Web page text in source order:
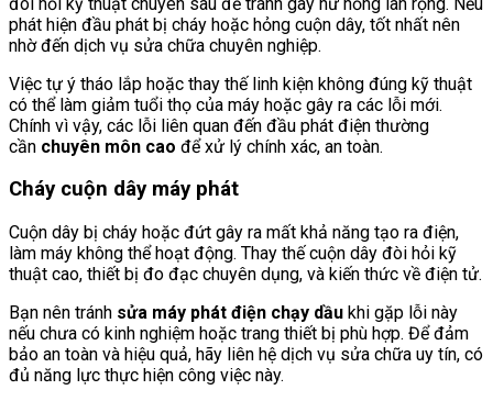
phát hiện đầu phát bị cháy hoặc hỏng cuộn dây, tốt nhất nên
nhờ đến dịch vụ sửa chữa chuyên nghiệp.
Việc tự ý tháo lắp hoặc thay thế linh kiện không đúng kỹ thuật
có thể làm giảm tuổi thọ của máy hoặc gây ra các lỗi mới.
Chính vì vậy, các lỗi liên quan đến đầu phát điện thường
cần chuyên môn cao để xử lý chính xác, an toàn.
Cháy cuộn dây máy phát
Cuộn dây bị cháy hoặc đứt gây ra mất khả năng tạo ra điện,
làm máy không thể hoạt động. Thay thế cuộn dây đòi hỏi kỹ
thuật cao, thiết bị đo đạc chuyên dụng, và kiến thức về điện tử.
Bạn nên tránh sửa máy phát điện chạy dầu khi gặp lỗi này
nếu chưa có kinh nghiệm hoặc trang thiết bị phù hợp. Để đảm
bảo an toàn và hiệu quả, hãy liên hệ dịch vụ sửa chữa uy tín, có
đủ năng lực thực hiện công việc này.